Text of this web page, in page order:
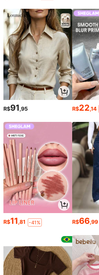
R$91 ,95 R$22 ,14
R$11,81 -41% R$66,99